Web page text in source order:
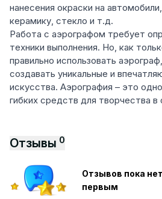
нанесения окраски на
керамику, стекло и т.д.
Работа с аэрографом требует
техники выполнения. Но, как
правильно использовать
создавать уникальные и
искусства. Аэрография – это
гибких средств для творчества в
Отзывы 0
Отзывов пока
первым